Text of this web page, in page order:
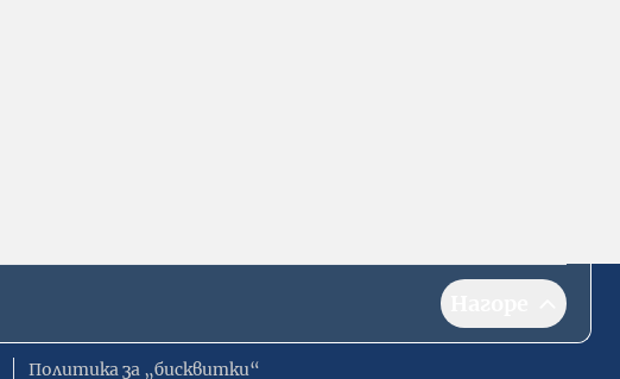
Политика за „бисквитки“